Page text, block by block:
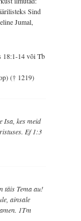
Sind
Jumal,
18:1-14 või Tb
(† 1219)
Isa, kes meid
Ef 1:3
täis Tema au!
ainsale
1Tm